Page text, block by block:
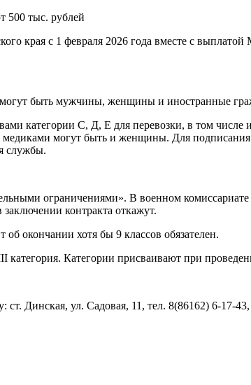
500 тыс. рублей
края с 1 февраля 2026 года вместе с
могут быть мужчины, женщины и иностранные
категории С, Д, Е для перевозки, в том
могут быть и женщины. Для подписания
службы.
ограничениями». В военном
контракта откажут.
окончании хотя бы 9 классов обязателен.
Категории присваивают при
Динская, ул. Садовая, 11, тел. 8(86162) 6-17-